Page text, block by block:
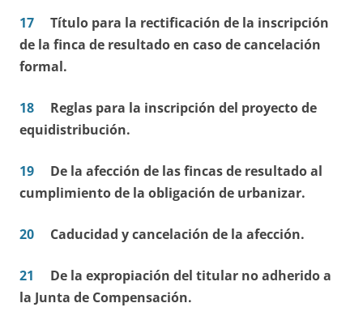
17 Título para la rectificación de la inscripción
de la finca de resultado en caso de cancelación
formal.
18 Reglas para la inscripción del proyecto de
equidistribución.
19 De la afección de las fincas de resultado al
cumplimiento de la obligación de urbanizar.
20 Caducidad y cancelación de la afección.
21 De la expropiación del titular no adherido a
la Junta de Compensación.